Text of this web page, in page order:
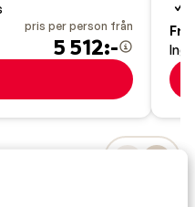
pris per person från
5 512:-
Fre